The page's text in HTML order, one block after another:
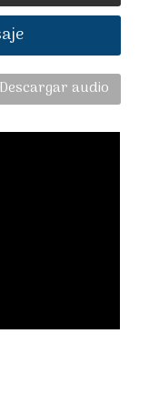
Descargar audio